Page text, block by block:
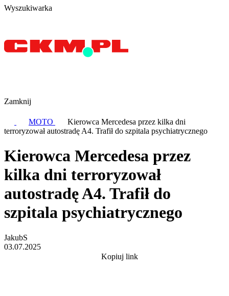
Wyszukiwarka
Zamknij
MOTO
Kierowca Mercedesa przez kilka dni
terroryzował autostradę A4. Trafił do szpitala psychiatrycznego
Kierowca Mercedesa przez
kilka dni terroryzował
autostradę A4. Trafił do
szpitala psychiatrycznego
JakubS
03.07.2025
Kopiuj link